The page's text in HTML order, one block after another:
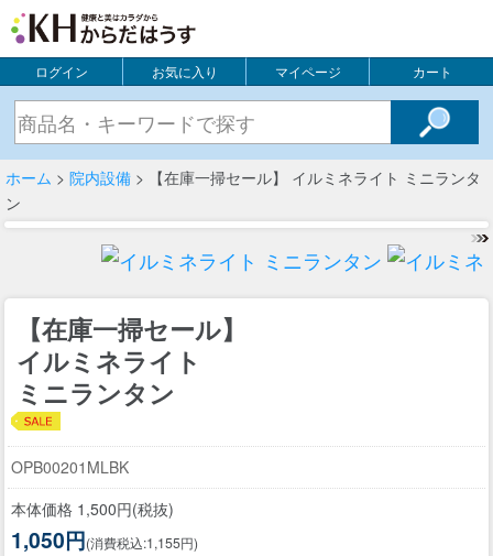
ログイン お気に入り マイページ カート
ホーム > 院内設備 > 【在庫一掃セール】 イルミネライト ミニランタ
ン
【在庫一掃セール】
イルミネライト
ミニランタン
OPB00201MLBK
本体価格 1,500円(税抜)
1,050円(消費税込:1,155円)